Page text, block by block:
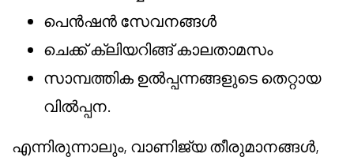
പെൻഷൻ സേവനങ്ങൾ
ചെക്ക് ക്ലിയറിങ്ങ് കാലതാമസം
സാമ്പത്തിക ഉൽപ്പന്നങ്ങളുടെ തെറ്റായ
വിൽപ്പന.
എന്നിരുന്നാലും, വാണിജ്യ തീരുമാനങ്ങൾ,